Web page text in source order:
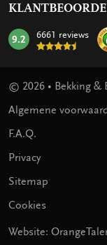
mark:
9.2 6661 reviews
© 2026 • Bekking &
Algemene
F.A.Q.
Privacy
Sitemap
Cookies
Website: